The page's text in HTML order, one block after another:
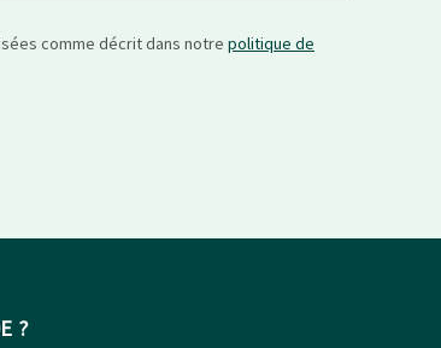
comme décrit dans notre politique de
?